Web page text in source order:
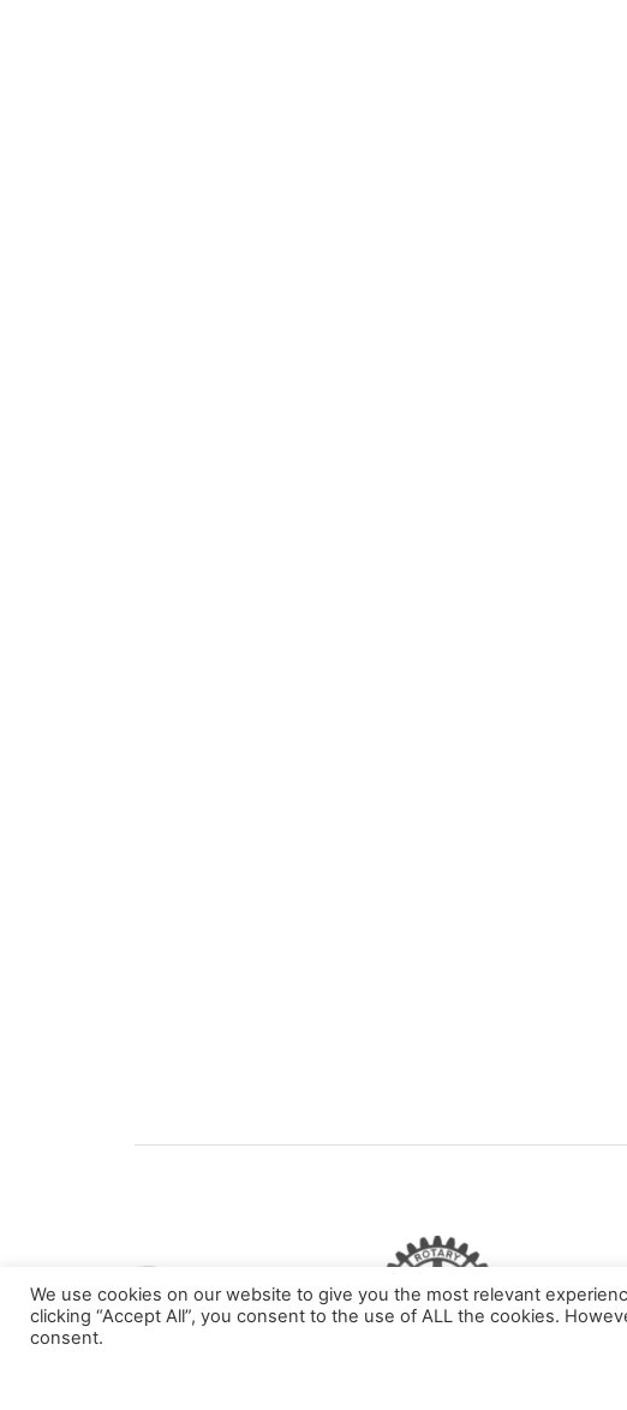
We use cookies on our website to give you the most relevant
clicking “Accept All”, you consent to the use of ALL the cookies.
consent.